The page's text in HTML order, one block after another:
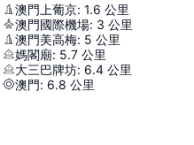
澳門上葡京: 1.6 公里
澳門國際機場: 3 公里
澳門美高梅: 5 公里
媽閣廟: 5.7 公里
大三巴牌坊: 6.4 公里
澳門: 6.8 公里